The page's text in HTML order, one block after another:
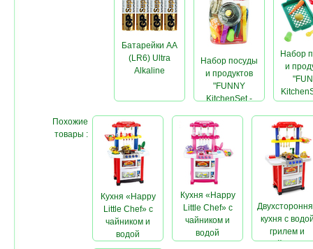
Батарейки AA
(LR6) Ultra
Alkaline
Набор посуды
и продуктов
"FUNNY
KitchenSet -
Набор
и
Похожие
товары :
Кухня «Happy
Little Chef» с
чайником и
водой
(красная)
Кухня «Happy
Little Chef» с
чайником и
водой
кухня с
грилем и
чайником